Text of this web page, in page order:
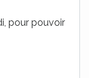
pour pouvoir